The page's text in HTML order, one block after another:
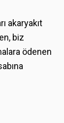
akaryakıt
biz
ödenen